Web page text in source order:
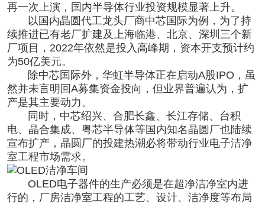
再一次上演，国内半导体行业投资规模显著上升。
以国内晶圆代工龙头厂商中芯国际为例，为了持
续推进已有老厂扩建及上海临港、北京、深圳三个新
厂项目，2022年依然是投入高峰期，资本开支预计约
为50亿美元。
除中芯国际外，华虹半导体正在启动A股IPO，虽
然并未言明回A募集资金投向，但业界普遍认为，扩
产是其主要动力。
同时，中芯绍兴、合肥长鑫、长江存储、台积
电、晶合集成、粤芯半导体等国内知名晶圆厂也陆续
宣布扩产，晶圆厂的投建热潮必将带动行业电子洁净
室工程市场需求。
OLED电子器件的生产必须是在超净洁净室内进
行的， 厂房洁净室工程的工艺、设计、洁净度等布局